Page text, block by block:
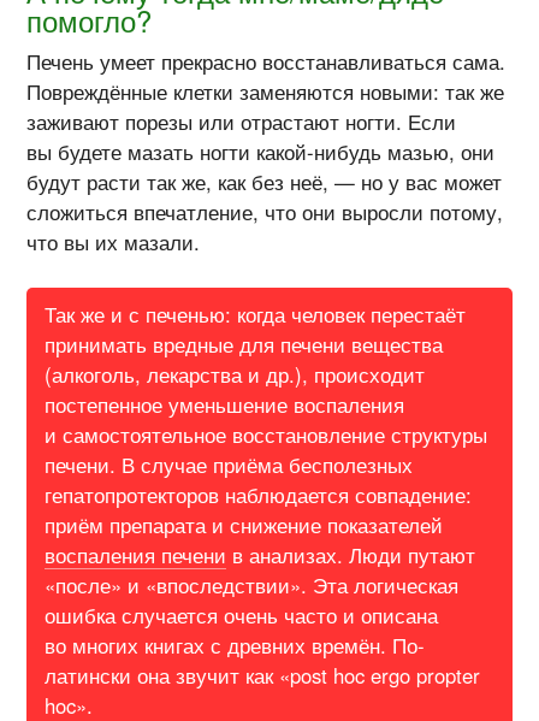
помогло?
Печень умеет прекрасно восстанавливаться сама.
Повреждённые клетки заменяются новыми: так же
заживают порезы или отрастают ногти. Если
вы будете мазать ногти какой-нибудь мазью, они
будут расти так же, как без неё, — но у вас может
сложиться впечатление, что они выросли потому,
что вы их мазали.
Так же и с печенью: когда человек перестаёт
принимать вредные для печени вещества
(алкоголь, лекарства и др.), происходит
постепенное уменьшение воспаления
и самостоятельное восстановление структуры
печени. В случае приёма бесполезных
гепатопротекторов наблюдается совпадение:
приём препарата и снижение показателей
воспаления печени в анализах. Люди путают
«после» и «впоследствии». Эта логическая
ошибка случается очень часто и описана
во многих книгах с древних времён. По-
латински она звучит как «post hoc ergo propter
hoc».